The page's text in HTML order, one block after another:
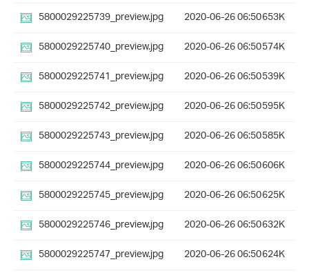
5800029225739_preview.jpg
2020-06-26 06:50653K
5800029225740_preview.jpg
2020-06-26 06:50574K
5800029225741_preview.jpg
2020-06-26 06:50539K
5800029225742_preview.jpg
2020-06-26 06:50595K
5800029225743_preview.jpg
2020-06-26 06:50585K
5800029225744_preview.jpg
2020-06-26 06:50606K
5800029225745_preview.jpg
2020-06-26 06:50625K
5800029225746_preview.jpg
2020-06-26 06:50632K
5800029225747_preview.jpg
2020-06-26 06:50624K